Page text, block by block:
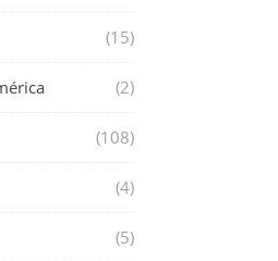
(15)
(2)
(108)
(4)
(5)